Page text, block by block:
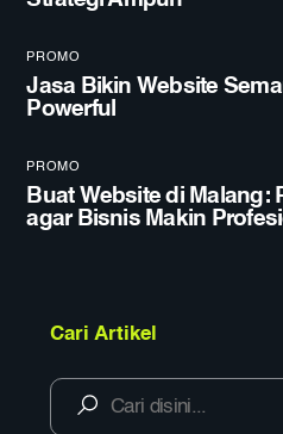
PROMO
Jasa Bikin Website
Powerful
PROMO
Buat Website di Malang:
agar Bisnis Makin
Cari Artikel